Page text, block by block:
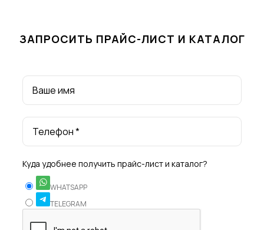
ЗАПРОСИТЬ ПРАЙС-ЛИСТ И КАТАЛОГ
Ваше имя
Телефон *
Куда удобнее получить прайс-лист и каталог?
WHATSAPP
TELEGRAM